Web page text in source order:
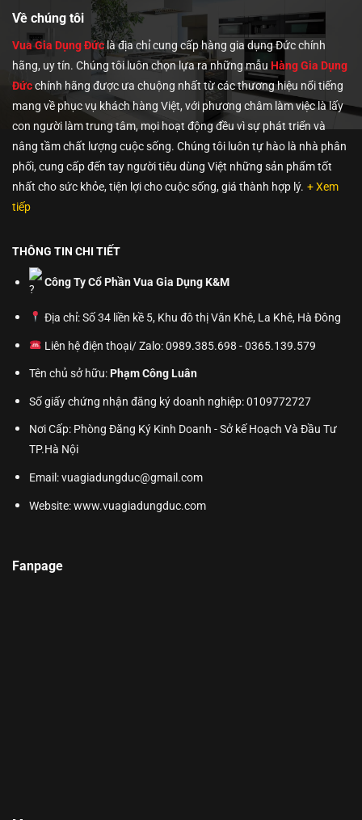
Về chúng tôi
Vua Gia Dụng Đứclà địa chỉ cung cấp hàng gia dụng Đức chính
hãng, uy tín. Chúng tôiluôn chọn lựa ra những mẫu Hàng Gia Dụng
Đứcchính hãng được ưa chuộng nhất từ các thương hiệu nổi tiếng
mang về phục vụ khách hàng Việt, với phương châm làm việc là lấy
con người làm trung tâm, mọi hoạt động đều vì sự phát triển và
nâng tầm chất lượng cuộc sống. Chúng tôi luôn tự hào là nhà phân
phối, cung cấp đến tay người tiêu dùng Việt những sản phẩm tốt
nhất cho sức khỏe, tiện lợi cho cuộc sống, giá thành hợp lý. + Xem
tiếp
THÔNG TIN CHI TIẾT
Công Ty Cổ Phần Vua Gia Dụng K&M
Địa chỉ: Số 34 liền kề 5, Khu đô thị Văn Khê, La Khê, Hà Đông
Liên hệ điện thoại/ Zalo: 0989.385.698 - 0365.139.579
Tên chủ sở hữu:Phạm Công Luân
Số giấy chứng nhận đăng ký doanh nghiệp: 0109772727
Nơi Cấp: Phòng Đăng Ký Kinh Doanh - Sở kế Hoạch Và Đầu Tư
TP.Hà Nội
Email: vuagiadungduc@gmail.com
Website:www.vuagiadungduc.com
Fanpage